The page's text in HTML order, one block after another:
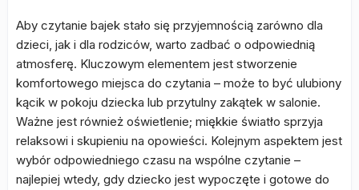
Aby czytanie bajek stało się przyjemnością zarówno dla
dzieci, jak i dla rodziców, warto zadbać o odpowiednią
atmosferę. Kluczowym elementem jest stworzenie
komfortowego miejsca do czytania – może to być ulubiony
kącik w pokoju dziecka lub przytulny zakątek w salonie.
Ważne jest również oświetlenie; miękkie światło sprzyja
relaksowi i skupieniu na opowieści. Kolejnym aspektem jest
wybór odpowiedniego czasu na wspólne czytanie –
najlepiej wtedy, gdy dziecko jest wypoczęte i gotowe do